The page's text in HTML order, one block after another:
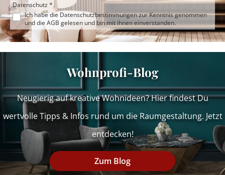
Datenschutz *
Ich habe die Datenschutzbestimmungenzur Kenntnis genommen
und die AGB gelesen und bin mit ihnen einverstanden.
Wohnprofi-Blog
Neugierig auf kreative Wohnideen? Hier findest Du
wertvolle Tipps & Infos rund um die Raumgestaltung. Jetzt
entdecken!
Zum Blog